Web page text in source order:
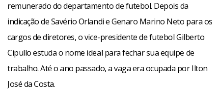
remunerado do departamento de futebol. Depois da
indicação de Savério Orlandi e Genaro Marino Neto para os
cargos de diretores, o vice-presidente de futebol Gilberto
Cipullo estuda o nome ideal para fechar sua equipe de
trabalho. Até o ano passado, a vaga era ocupada por Ilton
José da Costa.